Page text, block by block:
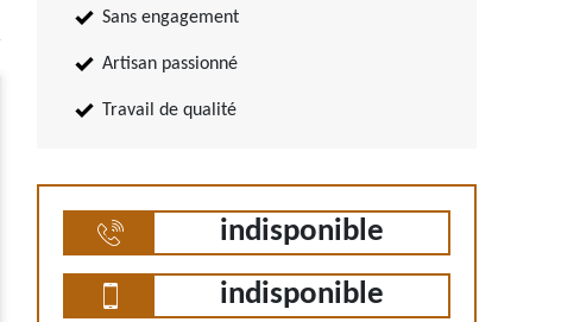
Sans engagement
Artisan passionné
Travail de qualité
indisponible
indisponible